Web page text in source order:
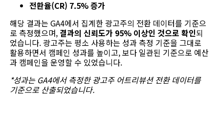
전환율(CR) 7.5% 증가
해당 결과는 GA4에서 집계한 광고주의 전환 데이터를 기준으
로 측정했으며, 결과의 신뢰도가 95% 이상인 것으로 확인되
었습니다. 광고주는 평소 사용하는 성과 측정 기준을 그대로
활용하면서 캠페인 성과를 높이고, 보다 일관된 기준으로 예산
과 캠페인을 운영할 수 있었습니다.
*성과는 GA4에서 측정한 광고주 어트리뷰션 전환 데이터를
기준으로 산출되었습니다.